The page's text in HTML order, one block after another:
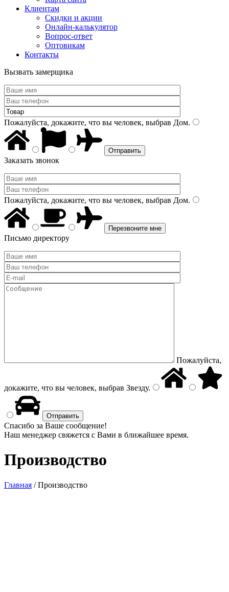
Клиентам
Скидки и акции
Онлайн-калькулятор
Вопрос-ответ
Оптовикам
Контакты
Вызвать замерщика
Пожалуйста, докажите, что вы человек, выбрав Дом.
Заказать звонок
Пожалуйста, докажите, что вы человек, выбрав Дом.
Письмо директору
Пожалуйста,
докажите, что вы человек, выбрав Звезду.
Спасибо за Ваше сообщение!
Наш менеджер свяжется с Вами в ближайшее время.
Производство
Главная /Производство